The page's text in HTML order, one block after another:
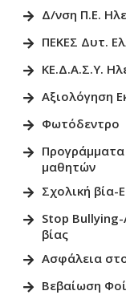
Δ/νση Π.Ε.
ΠΕΚΕΣ Δυτ.
ΚΕ.Δ.Α.Σ.Υ.
Αξιολόγηση
Φωτόδεντρο
μαθητών
Σχολική βία-
Stop
βίας
Ασφάλεια
Βεβαίωση